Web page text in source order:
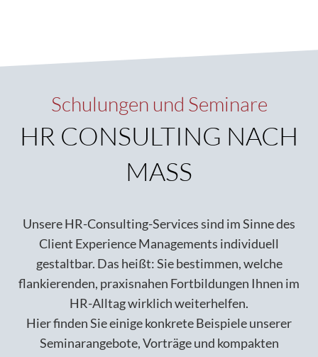
Schulungen und Seminare
HR CONSULTING NACH
MASS
Unsere HR-Consulting-Services sind im Sinne des
Client Experience Managements individuell
gestaltbar. Das heißt: Sie bestimmen, welche
flankierenden, praxisnahen Fortbildungen Ihnen im
HR-Alltag wirklich weiterhelfen.
Hier finden Sie einige konkrete Beispiele unserer
Seminarangebote, Vorträge und kompakten